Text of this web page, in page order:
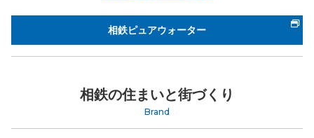
相鉄ピュアウォーター
相鉄の住まいと街づくり
Brand